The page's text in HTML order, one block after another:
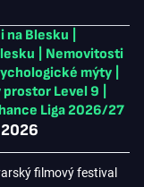
na Blesku
Nemovitosti
mýty
prostor Level 9
Liga 2026/27
filmový festival